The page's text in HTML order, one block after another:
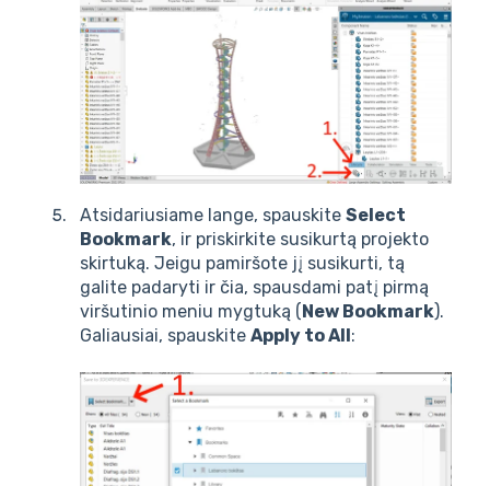
Atsidariusiame lange, spauskite Select
Bookmark, ir priskirkite susikurtą projekto
skirtuką. Jeigu pamiršote jį susikurti, tą
galite padaryti ir čia, spausdami patį pirmą
viršutinio meniu mygtuką (New Bookmark).
Galiausiai, spauskite Apply to All: